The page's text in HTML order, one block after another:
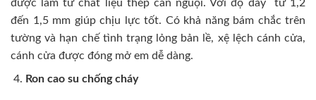
được làm từ chất liệu thép cán nguội. Với độ dày từ 1,2
đến 1,5 mm giúp chịu lực tốt. Có khả năng bám chắc trên
tường và hạn chế tình trạng lỏng bản lề, xệ lệch cánh cửa,
cánh cửa được đóng mở em dễ dàng.
Ron cao su chống cháy